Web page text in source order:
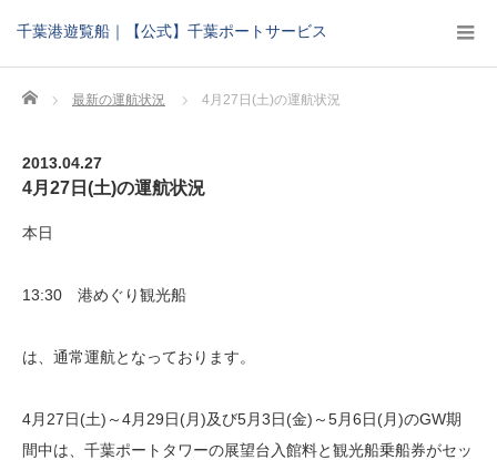
千葉港遊覧船｜【公式】千葉ポートサービス
Home 最新の運航状況 4月27日(土)の運航状況
2013.04.27
4月27日(土)の運航状況
本日
13:30 港めぐり観光船
は、通常運航となっております。
4月27日(土)～4月29日(月)及び5月3日(金)～5月6日(月)のGW期
間中は、千葉ポートタワーの展望台入館料と観光船乗船券がセッ